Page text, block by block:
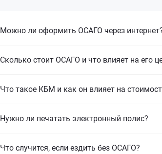
Можно ли оформить ОСАГО через
Сколько стоит ОСАГО и что влияет на его
Что такое КБМ и как он влияет на
Нужно ли печатать электронный полис?
Что случится, если ездить без ОСАГО?